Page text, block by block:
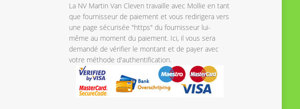
La NV Martin Van Cleven travaille avec Mollie en tant
que fournisseur de paiement et vous redirigera vers
une page sécurisée "https" du fournisseur lui-
même au moment du paiement. Ici, il vous sera
demandé de vérifier le montant et de payer avec
votre méthode d'authentification.